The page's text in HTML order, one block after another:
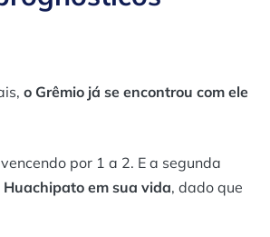
o Grêmio já se encontrou com ele
por 1 a 2. E a segunda
em sua vida, dado que